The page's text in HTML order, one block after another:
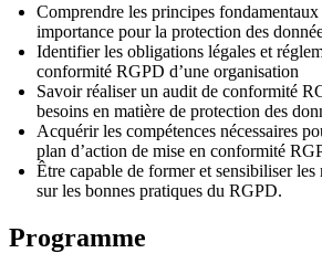
Comprendre les principes
importance pour la protection des
Identifier les obligations légales et
conformité RGPD d’une organisation
Savoir réaliser un audit de conformité
besoins en matière de protection des
Acquérir les compétences nécessaires
plan d’action de mise en conformité
Être capable de former et sensibiliser les
sur les bonnes pratiques du RGPD.
Programme